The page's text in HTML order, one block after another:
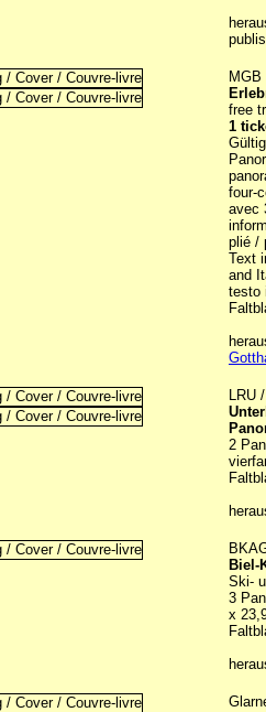
MGB
free
1
four-
avec
plié /
Text
and
testo
LRU
2
Biel-
Ski-
3
x